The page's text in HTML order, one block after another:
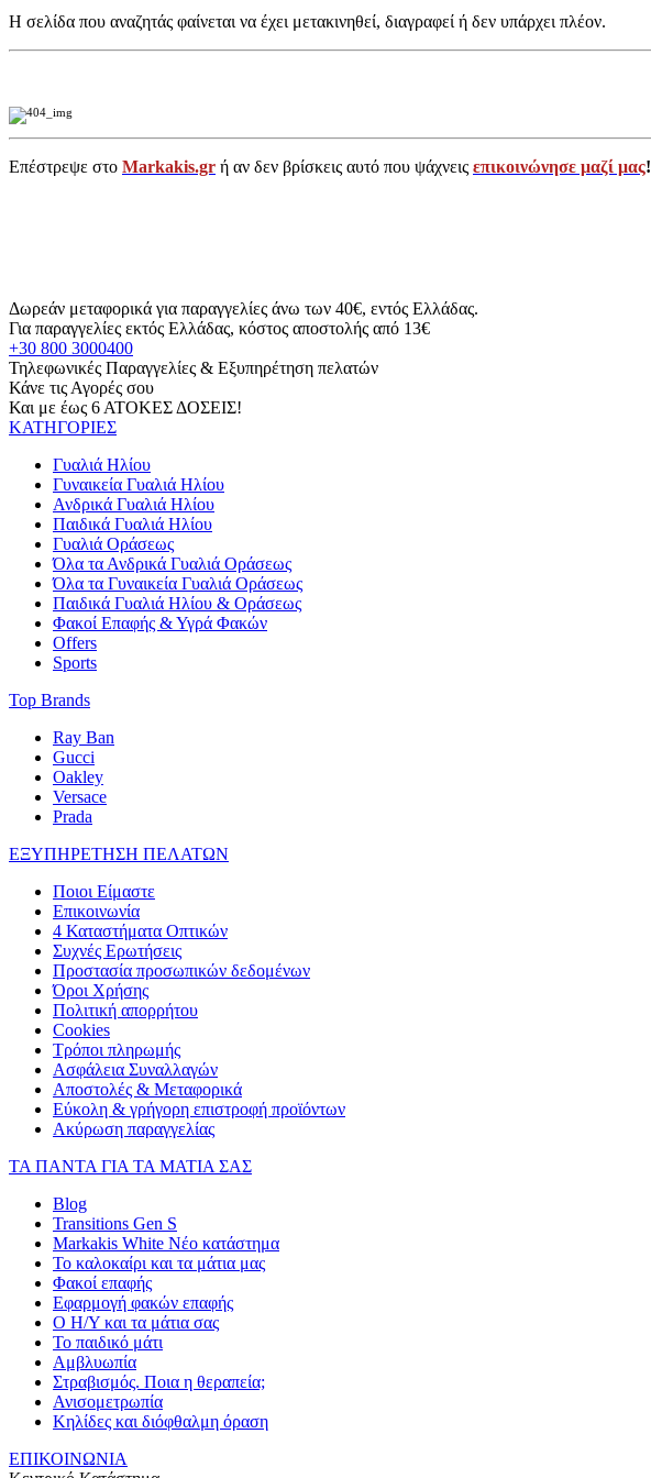
Η σελίδα που αναζητάς φαίνεται να έχει μετακινηθεί, διαγραφεί ή δεν υπάρχει πλέον.
Επέστρεψε στο Markakis.gr ή αν δεν βρίσκεις αυτό που ψάχνεις επικοινώνησε μαζί μας!
Δωρεάν μεταφορικά για παραγγελίες άνω των 40€, εντός Ελλάδας.
Για παραγγελίες εκτός Ελλάδας, κόστος αποστολής από 13€
+30 800 3000400
Τηλεφωνικές Παραγγελίες & Εξυπηρέτηση πελατών
Κάνε τις Αγορές σου
Και με έως 6 ΑΤΟΚΕΣ ΔΟΣΕΙΣ!
ΚΑΤΗΓΟΡΙΕΣ
Γυαλιά Ηλίου
Γυναικεία Γυαλιά Ηλίου
Ανδρικά Γυαλιά Ηλίου
Παιδικά Γυαλιά Ηλίου
Γυαλιά Οράσεως
Όλα τα Ανδρικά Γυαλιά Οράσεως
Όλα τα Γυναικεία Γυαλιά Οράσεως
Παιδικά Γυαλιά Ηλίου & Οράσεως
Φακοί Επαφής & Υγρά Φακών
Offers
Sports
Top Brands
Ray Ban
Gucci
Oakley
Versace
Prada
ΕΞΥΠΗΡΕΤΗΣΗ ΠΕΛΑΤΩΝ
Ποιοι Είμαστε
Επικοινωνία
4 Καταστήματα Οπτικών
Συχνές Ερωτήσεις
Προστασία προσωπικών δεδομένων
Όροι Χρήσης
Πολιτική απορρήτου
Cookies
Τρόποι πληρωμής
Ασφάλεια Συναλλαγών
Αποστολές & Μεταφορικά
Εύκολη & γρήγορη επιστροφή προϊόντων
Ακύρωση παραγγελίας
ΤΑ ΠΑΝΤΑ ΓΙΑ ΤΑ ΜΑΤΙΑ ΣΑΣ
Blog
Transitions Gen S
Markakis White Νέο κατάστημα
Το καλοκαίρι και τα μάτια μας
Φακοί επαφής
Εφαρμογή φακών επαφής
Ο Η/Υ και τα μάτια σας
Το παιδικό μάτι
Αμβλυωπία
Στραβισμός. Ποια η θεραπεία;
Ανισομετρωπία
Κηλίδες και διόφθαλμη όραση
ΕΠΙΚΟΙΝΩΝΙΑ